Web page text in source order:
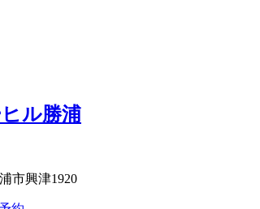
ル勝浦
市興津1920